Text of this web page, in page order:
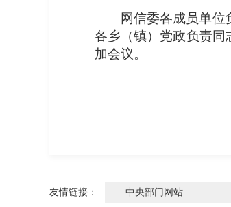
网信委各成员单位
各乡（镇）党政负责同
加会议。
友情链接： 中央部门网站